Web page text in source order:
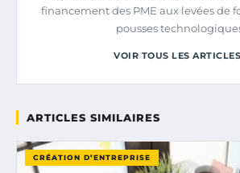
financement des PME aux levées de
pousses
VOIR TOUS LES ARTICLES
ARTICLES SIMILAIRES
CRÉATION D’ENTREPRISE